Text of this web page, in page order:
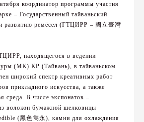
координатор программы участия
– Государственный тайваньский
развитию ремёсел (ГТЦИРР – 國立臺灣
находящегося в ведении
(МК) КР (Тайвань), в тайваньском
широкий спектр креативных работ
прикладного искусства, а также
среда. В числе экспонатов –
волокон бумажной шелковицы
(黑色雋永), камни для охлаждения